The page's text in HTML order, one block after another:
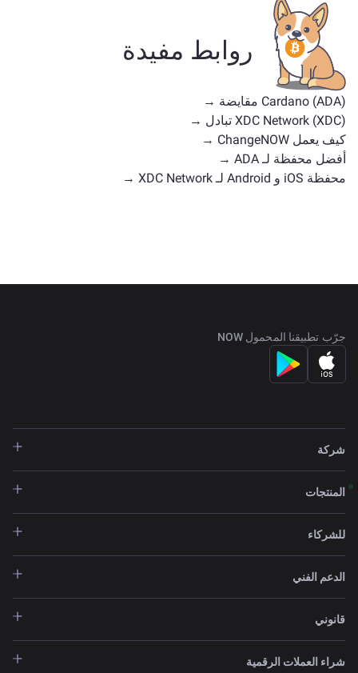
تشمل البدائل الشائعة عملات رقمية أخرى ذات حالات
استخدام أو مواقع سوق مماثلة. تحقق من جميع الأصول
المتاحة للتبادل علىالصفحة الرئيسية للتبادلروابط مفيدة
Cardano (ADA) مقايضة →
XDC Network (XDC) تبادل →
كيف يعمل ChangeNOW →
أفضل محفظة لـ ADA →
محفظة iOS و Android لـ XDC Network →
جرّب تطبيقنا المحمول NOW
شركة
المنتجات
للشركاء
الدعم الفني
قانوني
شراء العملات الرقمية